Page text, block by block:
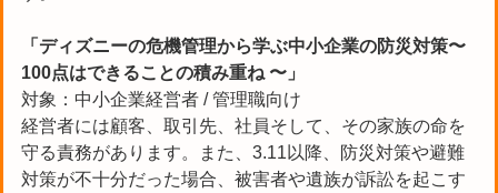
「ディズニーの危機管理から学ぶ中小企業の防災対策〜
100点はできることの積み重ね 〜」
対象：中小企業経営者 / 管理職向け
経営者には顧客、取引先、社員そして、その家族の命を
守る責務があります。また、3.11以降、防災対策や避難
対策が不十分だった場合、被害者や遺族が訴訟を起こす